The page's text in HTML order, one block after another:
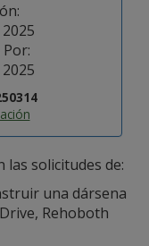
las solicitudes de:
una dársena
Rehoboth